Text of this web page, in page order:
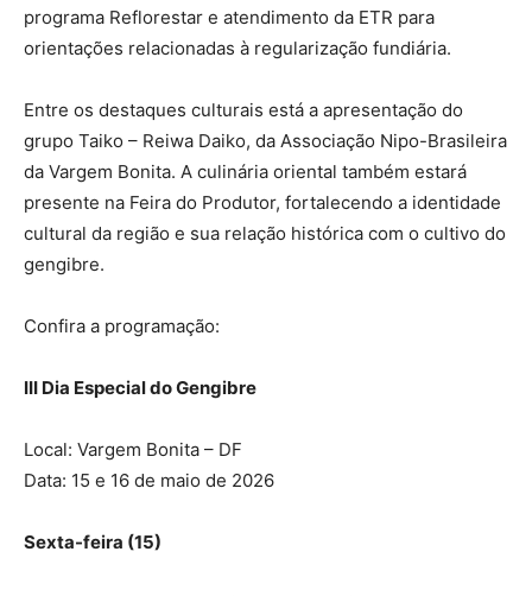
programa Reflorestar e atendimento da ETR para
orientações relacionadas à regularização fundiária.
Entre os destaques culturais está a apresentação do
grupo Taiko – Reiwa Daiko, da Associação Nipo-Brasileira
da Vargem Bonita. A culinária oriental também estará
presente na Feira do Produtor, fortalecendo a identidade
cultural da região e sua relação histórica com o cultivo do
gengibre.
Confira a programação:
III Dia Especial do Gengibre
Local: Vargem Bonita – DF
Data: 15 e 16 de maio de 2026
Sexta-feira (15)